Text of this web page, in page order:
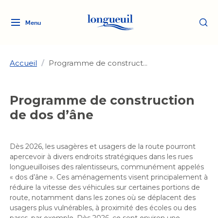
Menu
Logo
Ville
lien
Ma ville, ma propriété
Rôle d'évaluation
Rôle d'évaluation
Taxes
Taxes
Loisirs et culture
Arts et culture
Arts et culture
Bibliothèques
Bibliothèques
Développement social
Développement social
Services de proximité
Déneigement
Déneigement
Eau
Eau
Transition socioécologique
et mobilité
Quoi faire à Longueuil
Activités artistiques et
culturelles
Accueil / Programme de construct...
Programme de construction
de dos d’âne
Dès 2026, les usagères et usagers de la route pourront
apercevoir à divers endroits stratégiques dans les rues
longueuilloises des ralentisseurs, communément appelés
« dos d’âne ». Ces aménagements visent principalement à
réduire la vitesse des véhicules sur certaines portions de
route, notamment dans les zones où se déplacent des
usagers plus vulnérables, à proximité des écoles ou des